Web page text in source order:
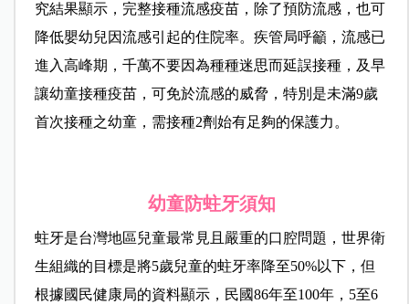
究結果顯示，完整接種流感疫苗，除了預防流感，也可
降低嬰幼兒因流感引起的住院率。疾管局呼籲，流感已
進入高峰期，千萬不要因為種種迷思而延誤接種，及早
讓幼童接種疫苗，可免於流感的威脅，特別是未滿9歲
首次接種之幼童，需接種2劑始有足夠的保護力。
幼童防蛀牙須知
蛀牙是台灣地區兒童最常見且嚴重的口腔問題，世界衛
生組織的目標是將5歲兒童的蛀牙率降至50%以下，但
根據國民健康局的資料顯示，民國86年至100年，5至6